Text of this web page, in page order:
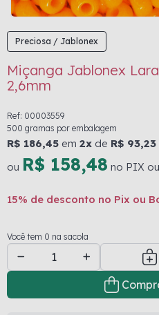
Preciosa / Jablonex
Miçanga Jablonex
2,6mm
Ref: 00003559
500 gramas por embalagem
R$ 186,45 em 2x de R$ 93,23
ou R$ 158,48 no PIX
15% de desconto no Pix ou
Você tem 0 na sacola